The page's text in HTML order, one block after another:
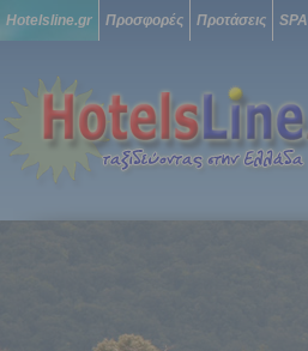
Hotelsline.gr Προσφορές Προτάσεις SPA